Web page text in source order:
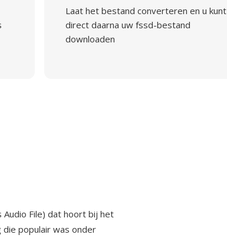
Laat het bestand converteren en u kunt
direct daarna uw fssd-bestand
downloaden
File) dat hoort bij het
populair was onder